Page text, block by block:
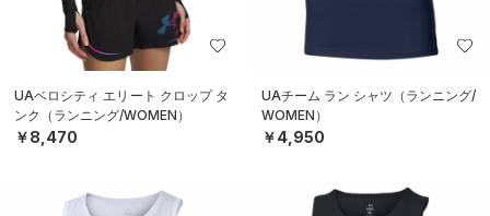
UAベロシティ エリート クロップ タ
ンク（ランニング/WOMEN）
￥8,470
UAチーム ラン シャツ（ランニング/
WOMEN）
￥4,950